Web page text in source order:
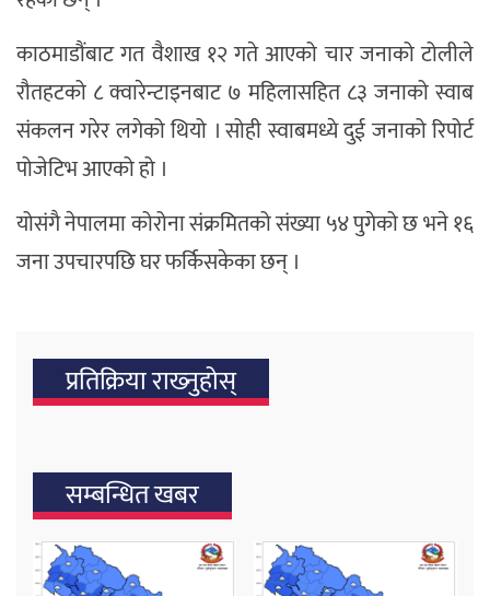
काठमाडौंबाट गत वैशाख १२ गते आएको चार जनाको टोलीले
रौतहटको ८ क्वारेन्टाइनबाट ७ महिलासहित ८३ जनाको स्वाब
संकलन गरेर लगेको थियो । सोही स्वाबमध्ये दुई जनाको रिपोर्ट
पोजेटिभ आएको हो ।
योसंगै नेपालमा कोरोना संक्रमितको संख्या ५४ पुगेको छ भने १६
जना उपचारपछि घर फर्किसकेका छन् ।
प्रतिक्रिया राख्‍नुहोस्
सम्बन्धित खबर